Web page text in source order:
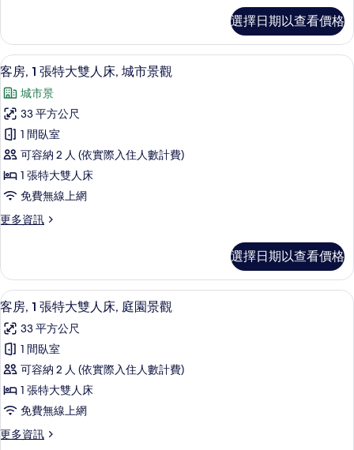
床,
城
市
景
觀
的
所
有
相
片
1
張
特
雙
人
床,
城
市
景
觀
的
情
選擇日期以查看價格
顯
示
客
房,
張
特
大
雙
床,
城
市
景
觀
的
所
有
相
客房, 1 張特大雙人床, 城市景觀 | 埃
6
客房, 1 張特大雙人床, 城市景觀
城市景
33 平方公尺
1 間臥室
可容納 2 人 (依實際入住人數計費)
1 張特大雙人床
免費無線上網
更多資訊
更
1
張
特
雙
人
城
市
景
觀
的
選擇日期以查看價格
顯
示
客
房,
1
張
特
大
淋浴/浴缸二合一、名牌盥洗用品、吹
5
客房, 1 張特大雙人床, 庭園景觀
33 平方公尺
1 間臥室
可容納 2 人 (依實際入住人數計費)
1 張特大雙人床
免費無線上網
更多資訊
更